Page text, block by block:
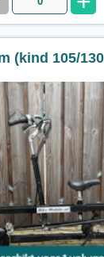
(kind 105/
voor 1 kind